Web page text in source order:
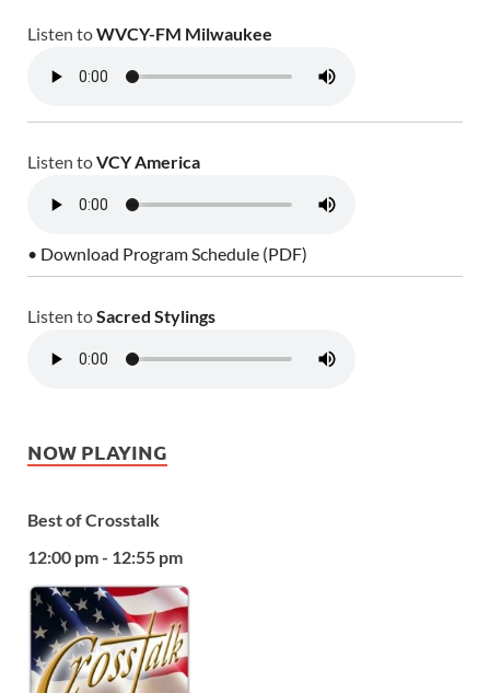
Listen toWVCY-FM Milwaukee
Listen toVCY America
• Download Program Schedule (PDF)
Listen toSacred Stylings
NOW PLAYING
Best of Crosstalk
12:00 pm - 12:55 pm